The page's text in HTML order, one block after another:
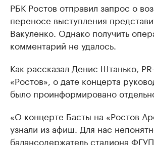
РБК Ростов отправил запрос о
переносе выступления
Вакуленко. Однако получить
комментарий не удалось.
Как рассказал Денис Штанько,
«Ростов​», о дате концерта
было проинформировано
«О концерте Басты на «Ростов
узнали из афиш. Для нас
балансодержатель стадиона